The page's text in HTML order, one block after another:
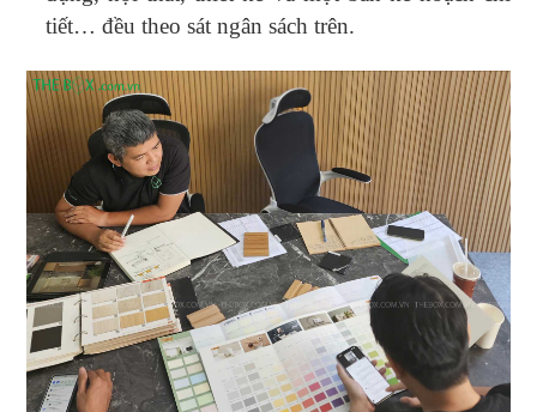
tiết… đều theo sát ngân sách trên.